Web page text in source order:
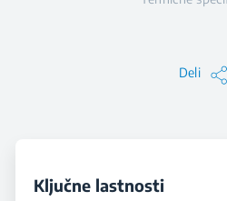
Deli
Ključne lastnosti